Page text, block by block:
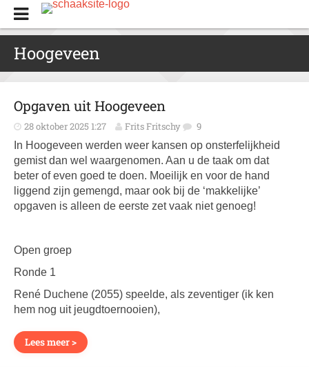
Hoogeveen
Opgaven uit Hoogeveen
28 oktober 2025 1:27 Frits Fritschy 9
In Hoogeveen werden weer kansen op onsterfelijkheid
gemist dan wel waargenomen. Aan u de taak om dat
beter of even goed te doen. Moeilijk en voor de hand
liggend zijn gemengd, maar ook bij de ‘makkelijke’
opgaven is alleen de eerste zet vaak niet genoeg!
Open groep
Ronde 1
René Duchene (2055) speelde, als zeventiger (ik ken
hem nog uit jeugdtoernooien),
Lees meer >